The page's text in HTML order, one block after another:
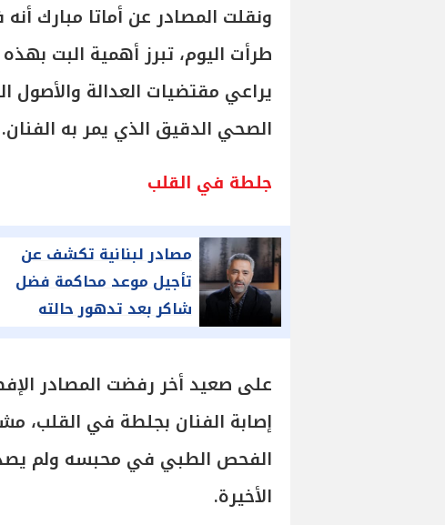
ونقلت المصادر عن أماتا مبارك
طرأت اليوم، تبرز أهمية البت
يراعي مقتضيات العدالة والأصول
الصحي الدقيق الذي يمر به الفنان.
جلطة في القلب
مصادر لبنانية تكشف عن
تأجيل موعد محاكمة فضل
شاكر بعد تدهور حالته
الصحية
على صعيد أخر رفضت المصادر
إصابة الفنان بجلطة في القلب،
الفحص الطبي في محبسه ولم
الأخيرة.